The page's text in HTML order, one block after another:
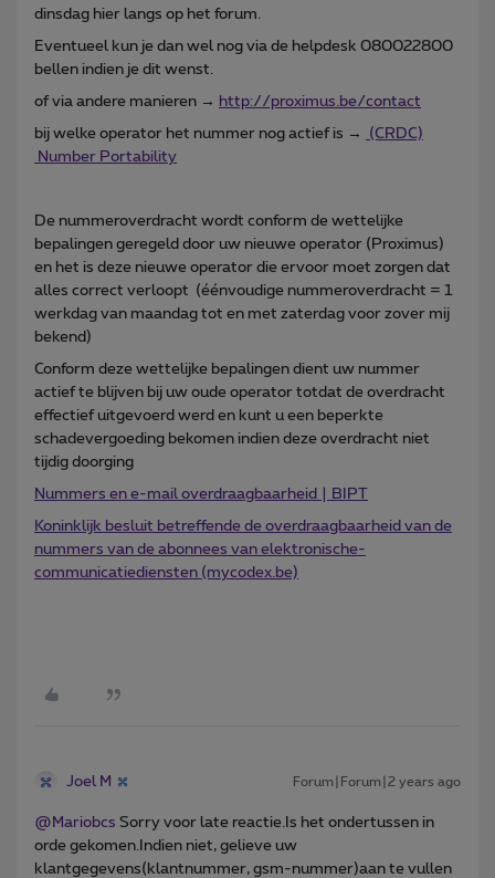
dinsdag hier langs op het forum.
Eventueel kun je dan wel nog via de helpdesk 080022800
bellen indien je dit wenst.
of via andere manieren → http://proximus.be/contact
bij welke operator het nummer nog actief is →
(CRDC)
Number Portability
De nummeroverdracht wordt conform de wettelijke
bepalingen geregeld door uw nieuwe operator (Proximus)
en het is deze nieuwe operator die ervoor moet zorgen dat
alles correct verloopt (éénvoudige nummeroverdracht = 1
werkdag van maandag tot en met zaterdag voor zover mij
bekend)
Conform deze wettelijke bepalingen dient uw nummer
actief te blijven bij uw oude operator totdat de overdracht
effectief uitgevoerd werd en kunt u een beperkte
schadevergoeding bekomen indien deze overdracht niet
tijdig doorging
Nummers en e-mail overdraagbaarheid | BIPT
Koninklijk besluit betreffende de overdraagbaarheid van de
nummers van de abonnees van elektronische-
communicatiediensten (mycodex.be)
Joel M Forum|Forum|2 years ago
@Mariobcs Sorry voor late reactie.Is het ondertussen in
orde gekomen.Indien niet, gelieve uw
klantgegevens(klantnummer, gsm-nummer)aan te vullen